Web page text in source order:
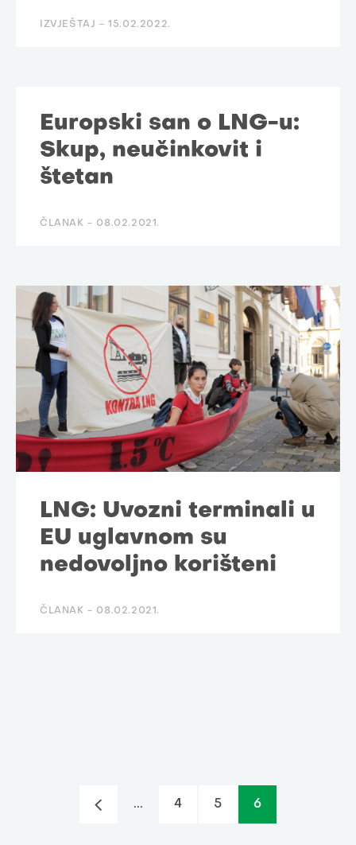
IZVJEŠTAJ -15.02.2022.
Europski san o LNG-u:
Skup, neučinkovit i
štetan
ČLANAK - 08.02.2021.
LNG: Uvozni terminali u
EU uglavnom su
nedovoljno korišteni
ČLANAK - 08.02.2021.
... 4 5 6